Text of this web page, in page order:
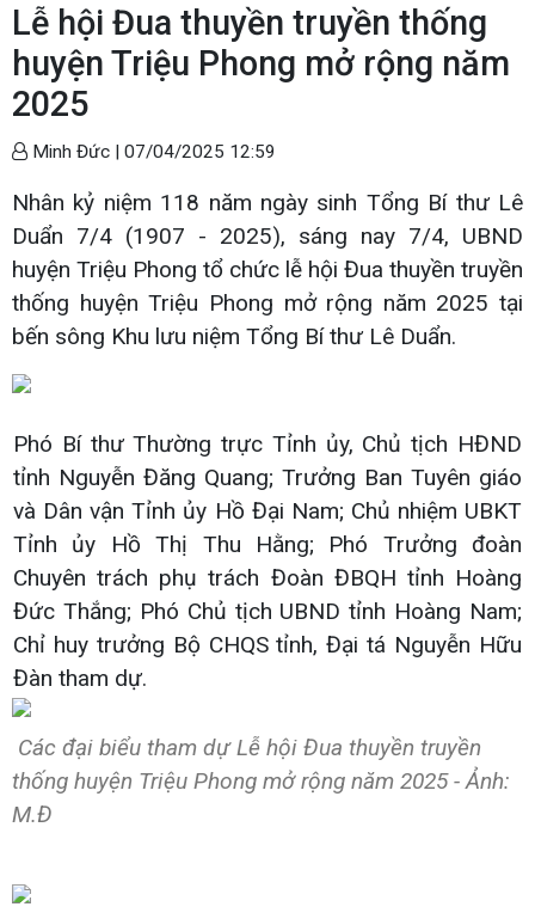
Lễ hội Đua thuyền truyền thống
huyện Triệu Phong mở rộng năm
2025
Minh Đức | 07/04/2025 12:59
Nhân kỷ niệm 118 năm ngày sinh Tổng Bí thư Lê
Duẩn 7/4 (1907 - 2025), sáng nay 7/4, UBND
huyện Triệu Phong tổ chức lễ hội Đua thuyền truyền
thống huyện Triệu Phong mở rộng năm 2025 tại
bến sông Khu lưu niệm Tổng Bí thư Lê Duẩn.
Phó Bí thư Thường trực Tỉnh ủy, Chủ tịch HĐND
tỉnh Nguyễn Đăng Quang; Trưởng Ban Tuyên giáo
và Dân vận Tỉnh ủy Hồ Đại Nam; Chủ nhiệm UBKT
Tỉnh ủy Hồ Thị Thu Hằng; Phó Trưởng đoàn
Chuyên trách phụ trách Đoàn ĐBQH tỉnh Hoàng
Đức Thắng; Phó Chủ tịch UBND tỉnh Hoàng Nam;
Chỉ huy trưởng Bộ CHQS tỉnh, Đại tá Nguyễn Hữu
Đàn tham dự.
Các đại biểu tham dự Lễ hội Đua thuyền truyền
thống huyện Triệu Phong mở rộng năm 2025 - Ảnh:
M.Đ